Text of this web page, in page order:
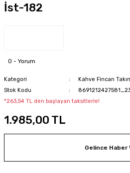
İst-182
0 - Yorum
Kategori
Kahve Fincan
Stok Kodu
*263,54 TL den başlayan taksitlerle!
1.985,00 TL
Gelince Haber